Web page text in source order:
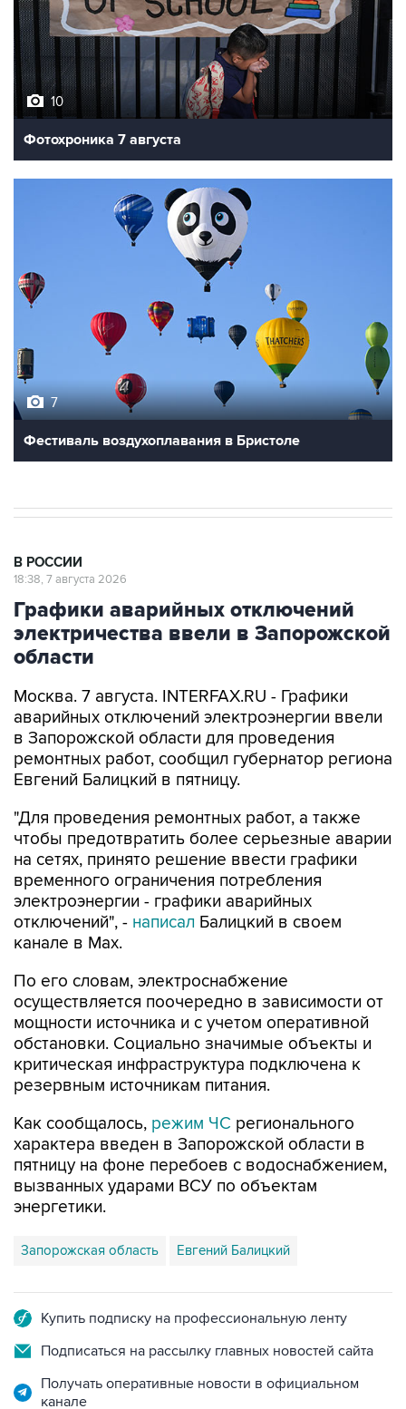
10
Фотохроника 7 августа
Фестиваль воздухоплавания в Бристоле
Графики аварийных отключений
электричества ввели в Запорожской
области
Москва. 7 августа. INTERFAX.RU - Графики
в Запорожской области для проведения
ремонтных работ, сообщил губернатор региона
Евгений Балицкий в пятницу.
"Для проведения ремонтных работ, а также
на сетях, принято решение ввести графики
временного ограничения потребления
электроэнергии - графики аварийных
отключений", -написалБалицкий в своем
канале в Max.
По его словам, электроснабжение
мощности источника и с учетом оперативной
обстановки. Социально значимые объекты и
критическая инфраструктура подключена к
резервным источникам питания.
Как сообщалось,режим ЧСрегионального
пятницу на фоне перебоев с водоснабжением,
вызванных ударами ВСУ по объектам
энергетики.
Запорожская область
Подписаться на рассылку главных новостей сайта
Получать оперативные новости в официальном
канале